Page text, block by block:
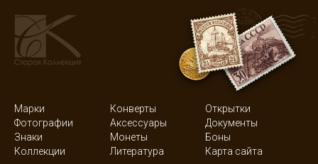
Марки Конверты
Открытки
Фотографии
Аксессуары
Документы
Знаки
Монеты
Боны
Коллекции
Литература Карта сайта